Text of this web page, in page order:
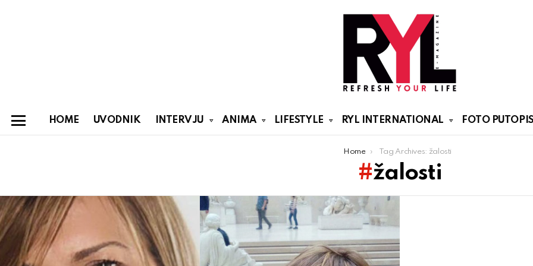
HOME UVODNIK INTERVJU ANIMA LIFESTYLE RYL INTERNATIONAL FOTO PUTOPISI
Home Tag Archives: žalosti
žalosti
Latest
stories